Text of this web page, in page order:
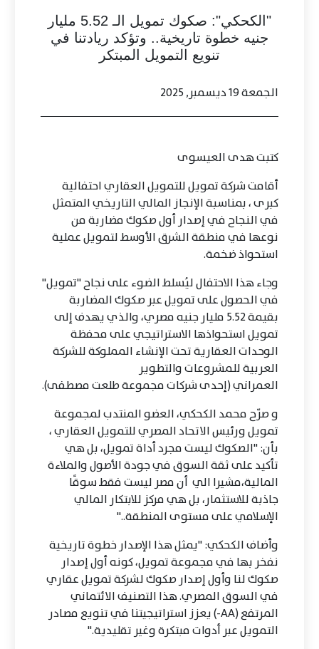
"الكحكي": صكوك تمويل الـ 5.52 مليار
جنيه خطوة تاريخية.. وتؤكد ريادتنا في
تنويع التمويل المبتكر
الجمعة 19 ديسمبر, 2025
كتبت هدى العيسوى
أقامت شركة تمويل للتمويل العقاري احتفالية
كبرى ، بمناسبة الإنجاز المالي التاريخي المتمثل
في النجاح في إصدار أول صكوك مضاربة من
نوعها في منطقة الشرق الأوسط لتمويل عملية
استحواذ ضخمة.
وجاء هذا الاحتفال ليُسلط الضوء على نجاح "تمويل"
في الحصول على تمويل عبر صكوك المضاربة
بقيمة 5.52 مليار جنيه مصري، والذي يهدف إلى
تمويل استحواذها الاستراتيجي على محفظة
الوحدات العقارية تحت الإنشاء المملوكة للشركة
العربية للمشروعات والتطوير
العمراني (إحدى شركات مجموعة طلعت مصطفى).
و صرّح محمد الكحكي، العضو المنتدب لمجموعة
تمويل ورئيس الاتحاد المصري للتمويل العقاري ،
بأن: "الصكوك ليست مجرد أداة تمويل، بل هي
تأكيد على ثقة السوق في جودة الأصول والملاءة
المالية،مشيرا الي أن مصر ليست فقط سوقًا
جاذبة للاستثمار، بل هي مركز للابتكار المالي
الإسلامي على مستوى المنطقة.."
وأضاف الكحكي: "يمثل هذا الإصدار خطوة تاريخية
نفخر بها في مجموعة تمويل، كونه أول إصدار
صكوك لنا وأول إصدار صكوك لشركة تمويل عقاري
في السوق المصري. هذا التصنيف الائتماني
المرتفع (AA-) يعزز استراتيجيتنا في تنويع مصادر
التمويل عبر أدوات مبتكرة وغير تقليدية."